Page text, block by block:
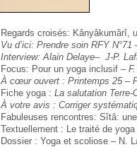
Regards croisés: Kânyâkumârî,
Vu d’ici: Prendre soin RFY N°71
Interview:Alain Delaye– J-P.
Focus: Pour un yoga inclusif –
À cœur ouvert : Printemps 25 –
Fiche yoga : La salutation Terre-
À votre avis : Corriger
Fabuleuses rencontres: Sîtâ:
Textuellement : Le traité de
Dossier : Yoga et scoliose – N.